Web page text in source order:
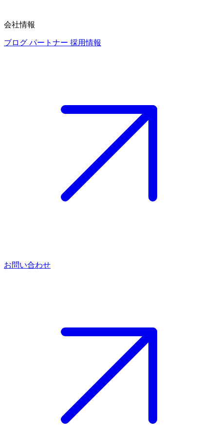
会社情報
ブログ パートナー 採用情報
お問い合わせ